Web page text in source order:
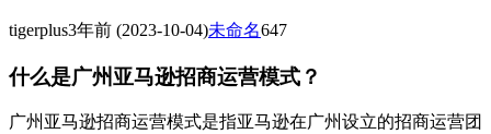
tigerplus3年前 (2023-10-04)未命名647
什么是广州亚马逊招商运营模式？
广州亚马逊招商运营模式是指亚马逊在广州设立的招商运营团